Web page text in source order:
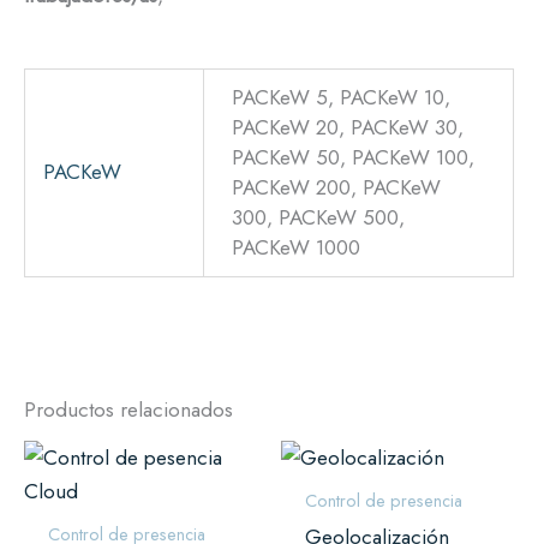
PACKeW
PACKeW 5, PACKeW 10,
PACKeW 20, PACKeW 30,
PACKeW 50, PACKeW 100,
PACKeW 200, PACKeW
300, PACKeW 500,
PACKeW 1000
Productos relacionados
Control de presencia
Rango
de
productoControl de presencia
Geolocalización